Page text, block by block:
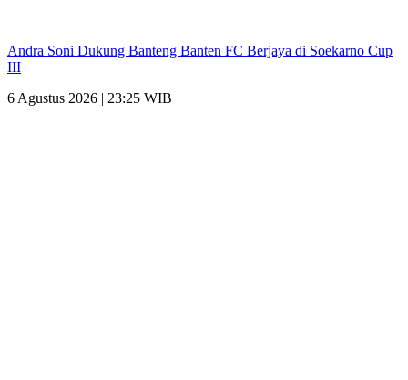
Andra Soni Dukung Banteng Banten FC Berjaya di Soekarno Cup
III
6 Agustus 2026 | 23:25 WIB